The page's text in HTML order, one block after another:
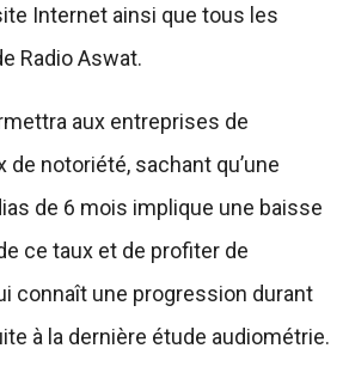
Internet ainsi que tous les
Radio Aswat.
aux entreprises de
de notoriété, sachant qu’une
de 6 mois implique une baisse
ce taux et de profiter de
connaît une progression durant
à la dernière étude audiométrie.